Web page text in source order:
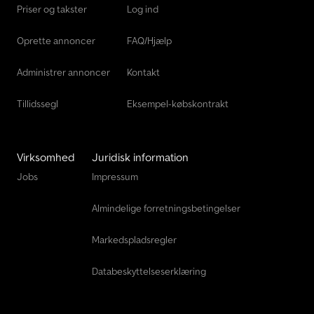
Priser og takster
Oprette annoncer
Administrer annoncer
Tillidssegl
Log ind
FAQ/Hjælp
Kontakt
Eksempel-købskontrakt
Virksomhed
Jobs
Juridisk information
Impressum
Almindelige forretningsbetingelser
Markedspladsregler
Databeskyttelseserklæring